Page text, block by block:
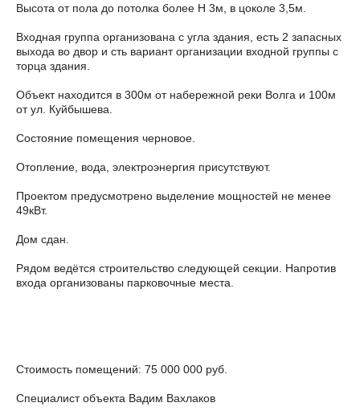
Высота от пола до потолка более Н 3м, в цоколе 3,5м.
Входная группа организована с угла здания, есть 2 запасных
выхода во двор и сть вариант организации входной группы с
торца здания.
Объект находится в 300м от набережной реки Волга и 100м
от ул. Куйбышева.
Состояние помещения черновое.
Отопление, вода, электроэнергия присутствуют.
Проектом предусмотрено выделение мощностей не менее
49кВт.
Дом сдан.
Рядом ведётся строительство следующей секции. Напротив
входа организованы парковочные места.
Стоимость помещений: 75 000 000 руб.
Специалист объекта Вадим Вахлаков